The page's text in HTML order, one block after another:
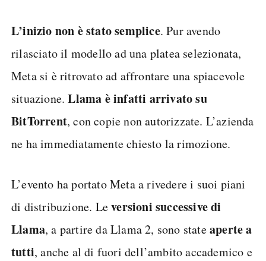
L’inizio non è stato semplice. Pur avendo
rilasciato il modello ad una platea selezionata,
Meta si è ritrovato ad affrontare una spiacevole
situazione.Llama è infatti arrivato su
BitTorrent, con copie non autorizzate. L’azienda
ne ha immediatamente chiesto la rimozione.
L’evento ha portato Meta a rivedere i suoi piani
di distribuzione. Leversioni successive di
Llama, a partire da Llama 2, sono stateaperte a
tutti, anche al di fuori dell’ambito accademico e